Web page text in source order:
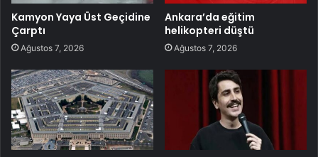
Kamyon Yaya Üst Geçidine
Çarptı
Ağustos 7, 2026
Ankara’da eğitim
helikopteri düştü
Ağustos 7, 2026